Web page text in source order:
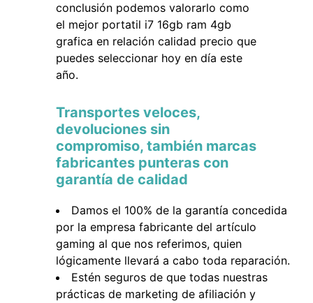
conclusión podemos valorarlo como
el mejor portatil i7 16gb ram 4gb
grafica en relación calidad precio que
puedes seleccionar hoy en día este
año.
Transportes veloces,
devoluciones sin
compromiso, también marcas
fabricantes punteras con
garantía de calidad
Damos el 100% de la garantía concedida
por la empresa fabricante del artículo
gaming al que nos referimos, quien
lógicamente llevará a cabo toda reparación.
Estén seguros de que todas nuestras
prácticas de marketing de afiliación y